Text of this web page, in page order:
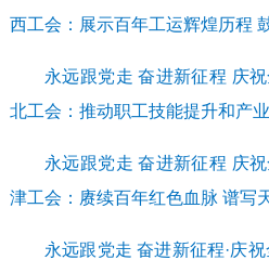
西工会：展示百年工运辉煌历程
永远跟党走 奋进新征程 庆
北工会：推动职工技能提升和产
永远跟党走 奋进新征程 庆
津工会：赓续百年红色血脉 谱写
永远跟党走 奋进新征程·庆